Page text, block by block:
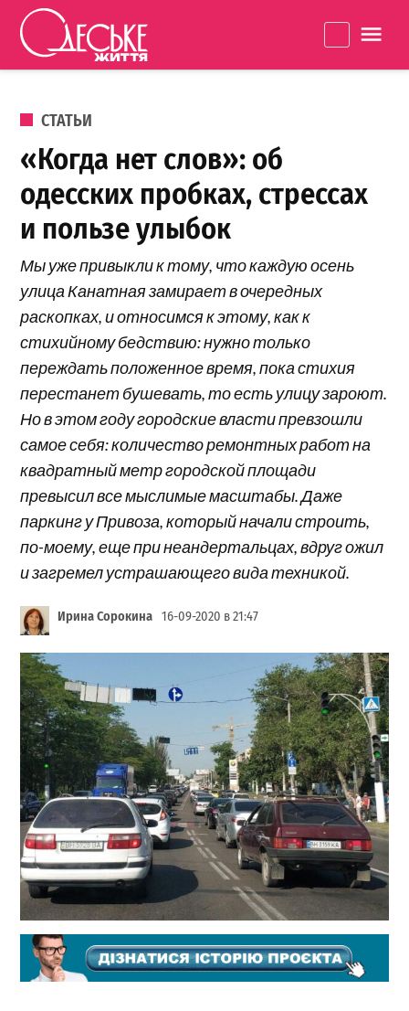
Перейти к содержанию
життя
ОПУБЛИКОВАНО В
СТАТЬИ
«Когда нет слов»: об
одесских пробках, стрессах
и пользе улыбок
Мы уже привыкли к тому, что каждую осень
улица Канатная замирает в очередных
раскопках, и относимся к этому, как к
стихийному бедствию: нужно только
переждать положенное время, пока стихия
перестанет бушевать, то есть улицу зароют.
Но в этом году городские власти превзошли
самое себя: количество ремонтных работ на
квадратный метр городской площади
превысил все мыслимые масштабы. Даже
паркинг у Привоза, который начали строить,
по-моему, еще при неандертальцах, вдруг ожил
и загремел устрашающего вида техникой.
Ирина Сорокина 16-09-2020 в 21:47